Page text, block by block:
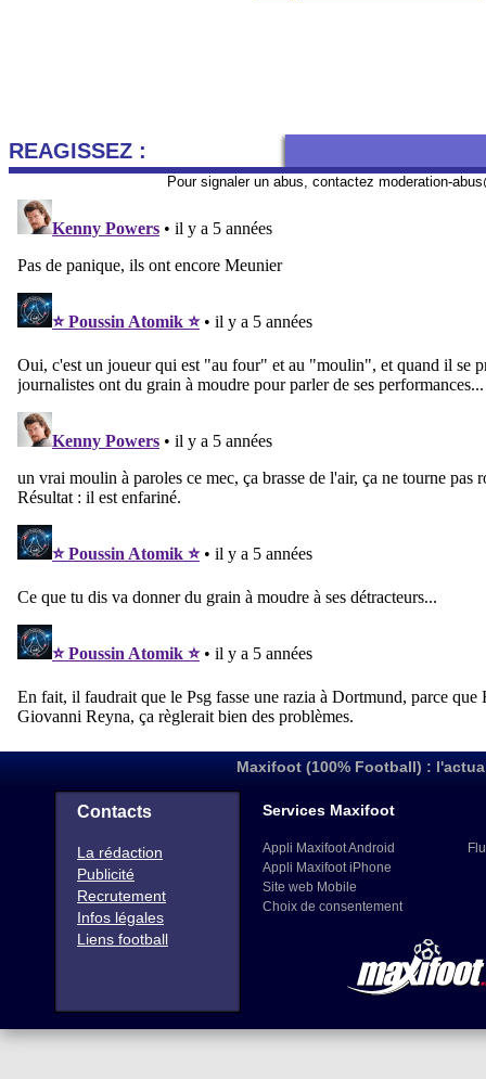
REAGISSEZ :
Pour signaler un abus, contactez moderation-
Maxifoot (100% Football) :
Contacts
La rédaction
Publicité
Recrutement
Infos légales
Liens football
Services Maxifoot
Appli Maxifoot Android
Appli Maxifoot iPhone
Site web Mobile
Choix de consentement